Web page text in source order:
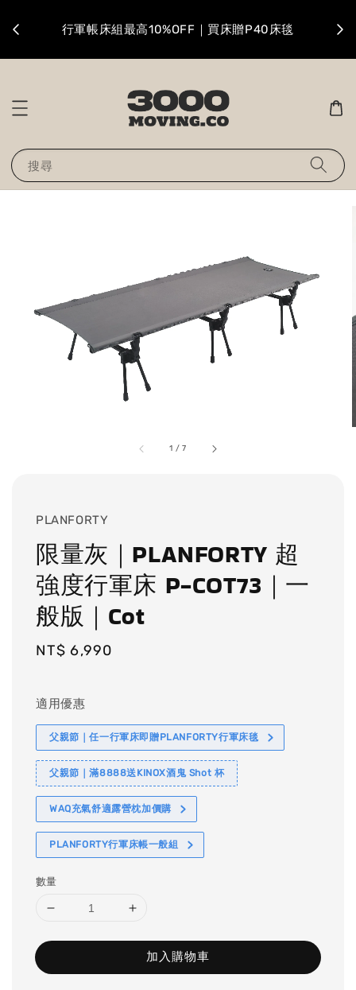
行軍帳床組最高10%OFF｜買床贈P40床毯
搜尋
1 /7
PLANFORTY
限量灰｜PLANFORTY 超
強度行軍床 P-COT73｜一
般版｜Cot
Regular
NT$ 6,990
適用優惠
父親節｜任一行軍床即贈PLANFORTY行軍床毯
父親節｜滿8888送KINOX酒鬼 Shot 杯
WAQ充氣舒適露營枕加價購
PLANFORTY行軍床帳一般組
數量
加入購物車